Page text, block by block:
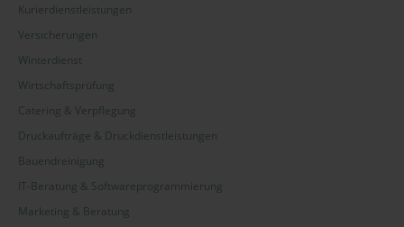
Kurierdienstleistungen
Versicherungen
Winterdienst
Wirtschaftsprüfung
Catering & Verpflegung
Druckaufträge & Druckdienstleistungen
Bauendreinigung
IT-Beratung & Softwareprogrammierung
Marketing & Beratung